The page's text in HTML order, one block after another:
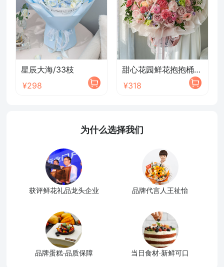
星辰大海/33枝
¥298
甜心花园鲜花抱抱桶/2026新款
¥318
为什么选择我们
获评鲜花礼品龙头企业 品牌代言人王祉怡
品牌蛋糕·品质保障 当日食材·新鲜可口